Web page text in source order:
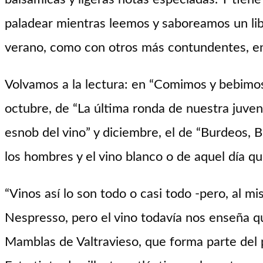
paladear mientras leemos y saboreamos un
verano, como con otros más contundentes,
Volvamos a la lectura: en “Comimos y
octubre, de “La última ronda de nuestra
esnob del vino” y diciembre, el de “Burdeos,
los hombres y el vino blanco o de aquel día
“Vinos así lo son todo o casi todo -pero, al
Nespresso, pero el vino todavía nos enseña
Mamblas de Valtravieso, que forma parte